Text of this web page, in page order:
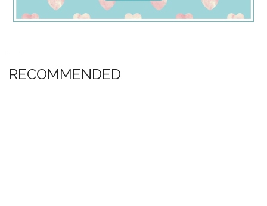
RECOMMENDED